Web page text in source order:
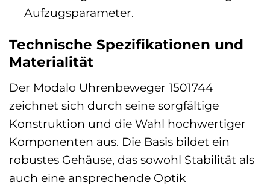
Aufzugsparameter.
Technische Spezifikationen und
Materialität
Der Modalo Uhrenbeweger 1501744
zeichnet sich durch seine sorgfältige
Konstruktion und die Wahl hochwertiger
Komponenten aus. Die Basis bildet ein
robustes Gehäuse, das sowohl Stabilität als
auch eine ansprechende Optik